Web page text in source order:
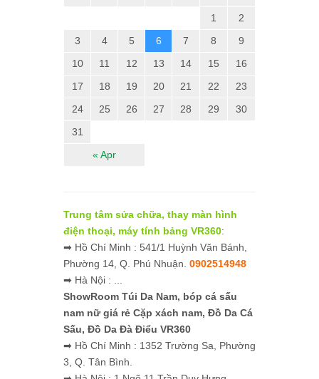
« Apr
1
2
3
4 5 6 7 8
9
10
11 12 13 14 15
16
17
18 19 20 21 22
23
24
25 26 27 28 29
30
31
Trung tâm sửa chữa, thay màn hình
điện thoại, máy tính bảng VR360:
➡ Hồ Chí Minh : 541/1 Huỳnh Văn Bánh,
Phường 14, Q. Phú Nhuận. 0902514948
➡ Hà Nội : ...
ShowRoom Túi Da Nam, bóp cá sấu
nam nữ giá rẻ Cặp xách nam, Đồ Da Cá
Sấu, Đồ Da Đà Điểu VR360
➡ Hồ Chí Minh : 1352 Trường Sa, Phường
3, Q. Tân Bình.